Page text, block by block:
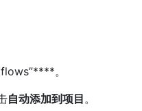
。
自动添加到项目。